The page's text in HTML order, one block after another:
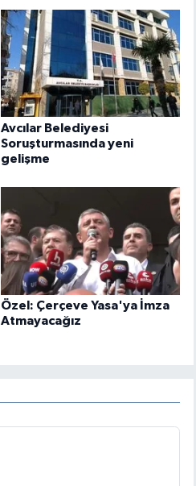
Avcılar Belediyesi
Soruşturmasında yeni
gelişme
Özel: Çerçeve Yasa'ya İmza
Atmayacağız